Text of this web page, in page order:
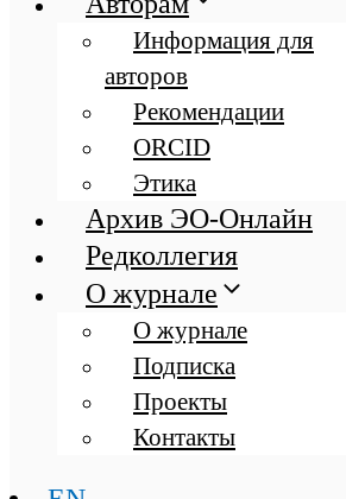
Информация для
авторов
Рекомендации
ORCID
Этика
Архив ЭО-Онлайн
Редколлегия
О журнале
О журнале
Подписка
Проекты
Контакты